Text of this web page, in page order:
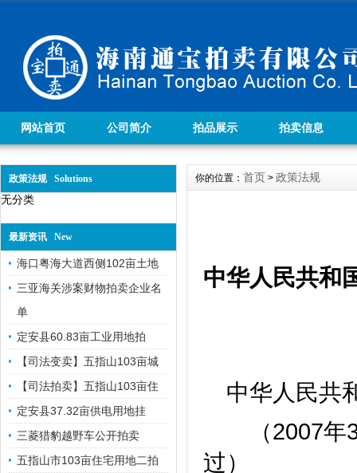
网站首页 公司简介 拍品展示 拍卖信息
政策法规 Solutions
无分类
最新资讯 New
海口粤海大道西侧102亩土地
三亚海关涉案财物拍卖企业名
单
定安县60.83亩工业用地拍
【司法变卖】五指山103亩城
【司法拍卖】五指山103亩住
定安县37.32亩供电用地挂
三菱猎豹越野车公开拍卖
五指山市103亩住宅用地二拍
你的位置： 首页 > 政策法规
中华人民共和
中华人民共
（2007年3
过）